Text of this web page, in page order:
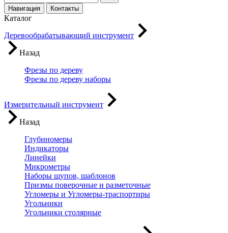
Навигация Контакты
Каталог
Деревообрабатывающий инструмент
Назад
Фрезы по дереву
Фрезы по дереву наборы
Измерительный инструмент
Назад
Глубиномеры
Индикаторы
Линейки
Микрометры
Наборы щупов, шаблонов
Призмы поверочные и разметочные
Угломеры и Угломеры-траспортиры
Угольники
Угольники столярные